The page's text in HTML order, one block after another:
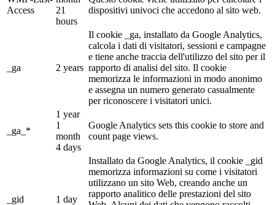
Access
21
hours
dispositivi univoci che accedono al sito web.
_ga 2 years
Il cookie _ga, installato da Google Analytics,
calcola i dati di visitatori, sessioni e campagne
e tiene anche traccia dell'utilizzo del sito per il
rapporto di analisi del sito. Il cookie
memorizza le informazioni in modo anonimo
e assegna un numero generato casualmente
per riconoscere i visitatori unici.
_ga_*
1 year
1
month
4 days
Google Analytics sets this cookie to store and
count page views.
_gid 1 day
Installato da Google Analytics, il cookie _gid
memorizza informazioni su come i visitatori
utilizzano un sito Web, creando anche un
rapporto analitico delle prestazioni del sito